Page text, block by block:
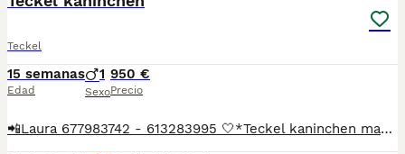
Teckel
15 semanas
Edad
1
Sexo
950 €
Precio
📲Laura 677983742 - 613283995 🤍*Teckel kaninchen macho negro fuego*🤍 ¿Buscas un nuevo compañero para tu hogar? ❤️ Tenemos preciosos cachorros listos para encontrar una familia responsable. ✅ Vacunados ✅ Desparasitados ✅ Cartilla sanitaria ✅ Garantías incluidas ✅ Máxima atención y cuidado Se hacen envíos a toda España: Andalucía: Almería, Cádiz, Córdoba, Granada, Huelva, Jaén, Málaga, Sevilla.Aragón: Huesca, Teruel, Zaragoza.Asturias: Oviedo.Baleares: Palma.Canarias: Las Palmas de Gran Canaria, Santa Cruz de Tenerife.Cantabria: Santander.Castilla-La Mancha: Albacete, Ciudad Real, Cuenca, Guadalajara, Toledo.Castilla y León: Ávila, Burgos, León, Palencia, Salamanca, Segovia, Soria, Valladolid, Zamora.Cataluña: Barcelona, Gerona (Girona), Lérida (Lleida), Tarragona.Comunidad Valenciana: Alicante, Castellón de la Plana, Valencia.Extremadura: Badajoz, Cáceres.Galicia: La Coruña (A Coruña), Lugo, Orense (Ourense), Pontevedra.La Rioja: Logroño.Madrid: Madrid.Murcia: Murcia.Navarra: Pamplona.País Vasco: Bilbao (Vizcaya), San Sebastián (Guipúzcoa), Vitoria (Álava). 🐾 Cachorros sanos, sociables y criados con mucho cariño. 📲 ¡Pregunta sin compromiso por disponibilidad, fotos y precios por mensaje privado!